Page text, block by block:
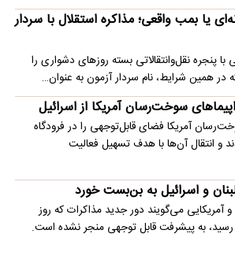
یا بمب واقعی؛ مذاکره استقلال با سردار
با پنجره نقل‌وانتقالاتی بسته روزهای دشواری را
همین شرایط، نام سردار آزمون به عنوان…
سوخت‌رسان آمریکا از اسرائیل
آمریکا فضای قابل‌توجهی را در فرودگاه
و انتقال آن‌ها با هدف تسهیل فعالیت
و اسرائیل به بن‌بست خورد
و آمریکایی می‌گویند دور جدید مذاکرات که روز
رسید، به پیشرفت قابل توجهی منجر نشده است.